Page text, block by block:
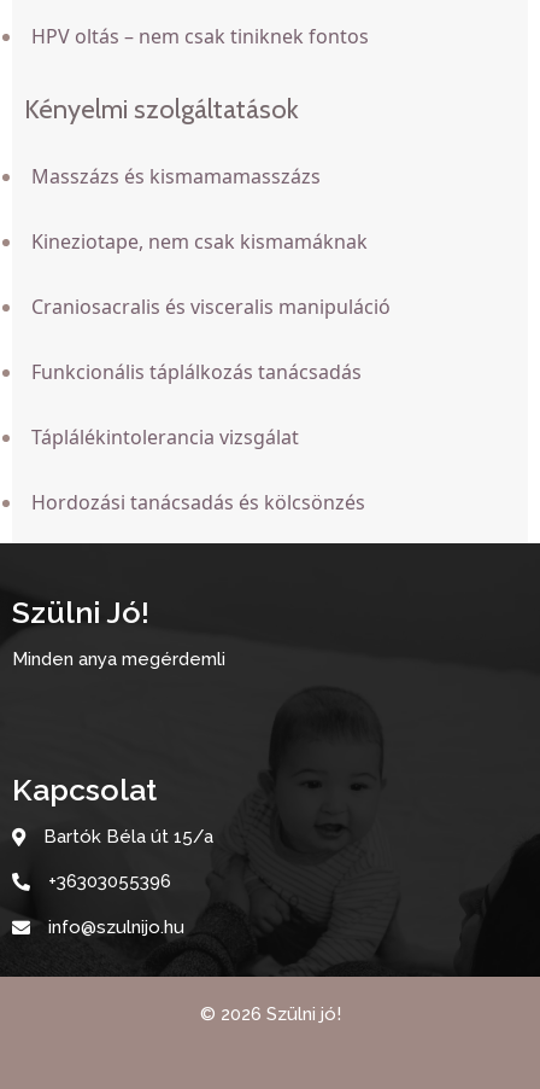
HPV oltás – nem csak tiniknek fontos
Kényelmi szolgáltatások
Masszázs és kismamamasszázs
Kineziotape, nem csak kismamáknak
Craniosacralis és visceralis manipuláció
Funkcionális táplálkozás tanácsadás
Táplálékintolerancia vizsgálat
Hordozási tanácsadás és kölcsönzés
Szülni Jó!
Minden anya megérdemli
Kapcsolat
Bartók Béla út 15/a
+36303055396
info@szulnijo.hu
© 2026 Szülni jó!